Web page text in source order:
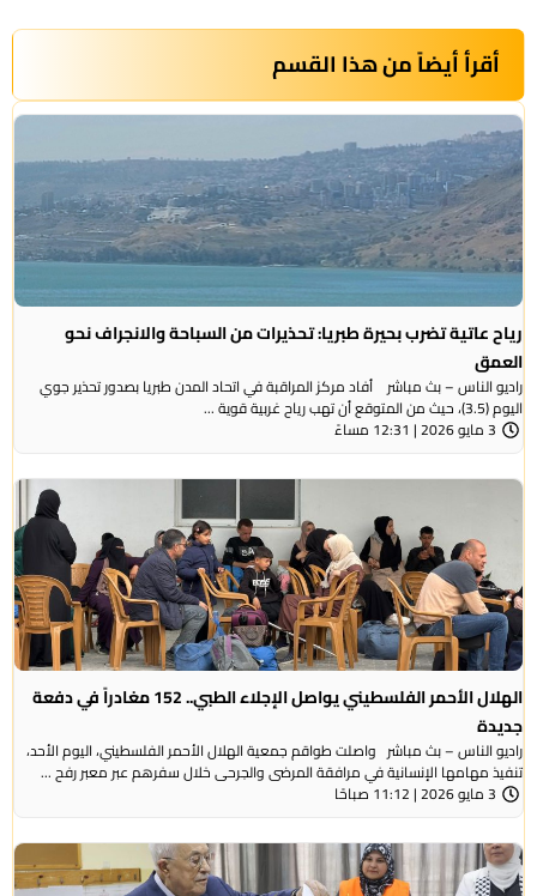
أقرأ أيضاً من هذا القسم
رياح عاتية تضرب بحيرة طبريا: تحذيرات من السباحة والانجراف نحو
العمق
راديو الناس – بث مباشر أفاد مركز المراقبة في اتحاد المدن طبريا بصدور تحذير جوي
اليوم (3.5)، حيث من المتوقع أن تهب رياح غربية قوية ...
3 مايو 2026 | 12:31 مساءً
الهلال الأحمر الفلسطيني يواصل الإجلاء الطبي.. 152 مغادراً في دفعة
جديدة
راديو الناس – بث مباشر واصلت طواقم جمعية الهلال الأحمر الفلسطيني، اليوم الأحد،
تنفيذ مهامها الإنسانية في مرافقة المرضى والجرحى خلال سفرهم عبر معبر رفح ...
3 مايو 2026 | 11:12 صباحًا